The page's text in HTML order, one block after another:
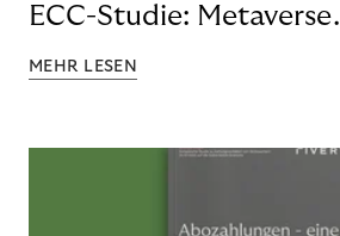
ECC-Studie: Metaverse.
MEHR LESEN